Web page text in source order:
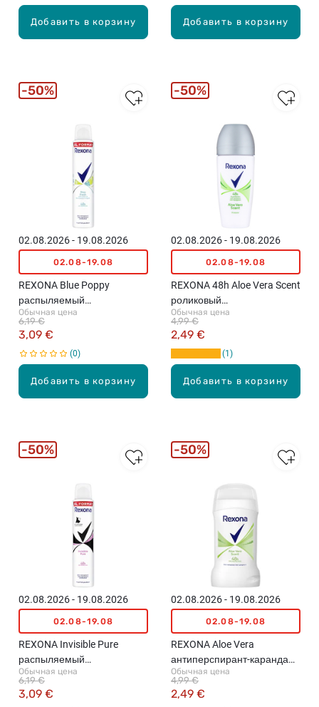
Добавить в корзину Добавить в корзину
Добавить в корзину
02.08.2026 - 19.08.2026
02.08-19.08
REXONA Blue Poppy
распыляемый
антиперспирант, 200мл
Обычная цена
3,09 €
6,19 €
0
50%
Добавить в корзину
02.08.2026 - 19.08.2026
02.08-19.08
REXONA 48h Aloe Vera Scent
роликовый
антиперспирант, 50мл
Обычная цена
2,49 €
4,99 €
1
50%
02.08.2026 - 19.08.2026
02.08-19.08
REXONA Invisible Pure
распыляемый
антиперспирант, 200мл
Обычная цена
3,09 €
6,19 €
50%
02.08.2026 - 19.08.2026
02.08-19.08
REXONA Aloe Vera
антиперспирант-карандаш,
50мл
Обычная цена
2,49 €
4,99 €
50%